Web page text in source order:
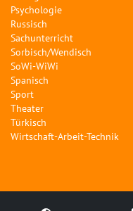
Psychologie
Russisch
Sachunterricht
Sorbisch/Wendisch
SoWi-WiWi
Spanisch
Sport
Theater
Türkisch
Wirtschaft-Arbeit-Technik